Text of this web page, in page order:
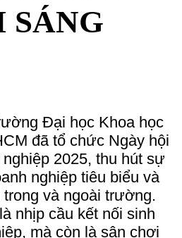
triển trong thời
triển lãm “Ý
sáng tạo” đã
này, góp mặt với
đáo: kính
bầu trời
động cho
tạo khi được
và tri thức khoa